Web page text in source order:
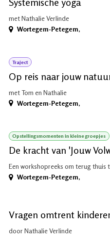
met Nathalie Verlinde
Wortegem-Petegem,
Traject
Op reis naar jouw
met Tom en Nathalie
Wortegem-Petegem,
Opstellingsmomenten in kleine groepjes
De kracht van 'Jouw
Een workshopreeks om terug thuis
Wortegem-Petegem,
Vragen omtrent
door Nathalie Verlinde